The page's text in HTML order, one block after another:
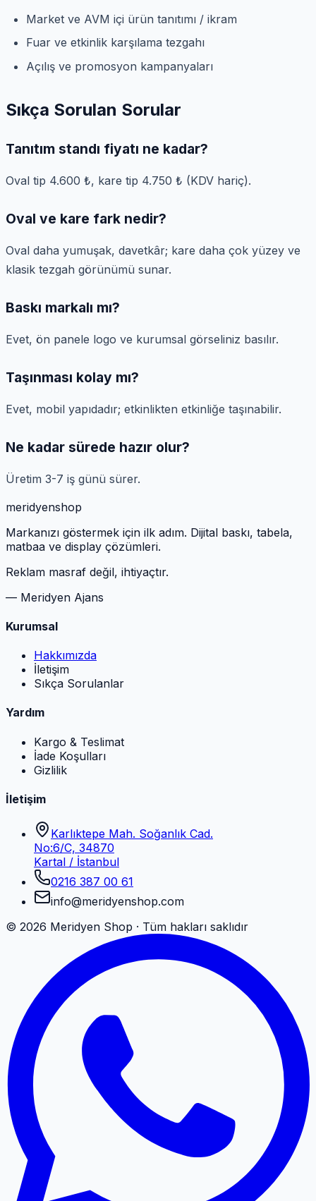
Market ve AVM içi ürün tanıtımı / ikram
Fuar ve etkinlik karşılama tezgahı
Açılış ve promosyon kampanyaları
Sıkça Sorulan Sorular
Tanıtım standı fiyatı ne kadar?
Oval tip 4.600 ₺, kare tip 4.750 ₺ (KDV hariç).
Oval ve kare fark nedir?
Oval daha yumuşak, davetkâr; kare daha çok yüzey ve
klasik tezgah görünümü sunar.
Baskı markalı mı?
Evet, ön panele logo ve kurumsal görseliniz basılır.
Taşınması kolay mı?
Evet, mobil yapıdadır; etkinlikten etkinliğe taşınabilir.
Ne kadar sürede hazır olur?
Üretim 3-7 iş günü sürer.
meridyenshop
Markanızı göstermek için ilk adım. Dijital baskı, tabela,
matbaa ve display çözümleri.
Reklam masraf değil, ihtiyaçtır.
— Meridyen Ajans
Kurumsal
Hakkımızda
İletişim
Sıkça Sorulanlar
Yardım
Kargo & Teslimat
İade Koşulları
Gizlilik
İletişim
Karlıktepe Mah. Soğanlık Cad.
No:6/C, 34870
Kartal / İstanbul
0216 387 00 61
info@meridyenshop.com
© 2026 Meridyen Shop · Tüm hakları saklıdır